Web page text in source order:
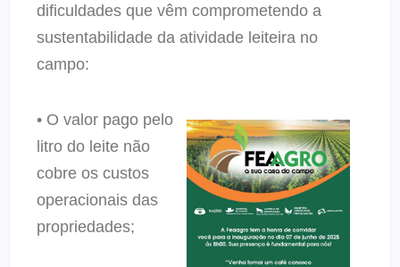
dificuldades que vêm comprometendo a
sustentabilidade da atividade leiteira no
campo:
• O valor pago pelo
litro do leite não
cobre os custos
operacionais das
propriedades;